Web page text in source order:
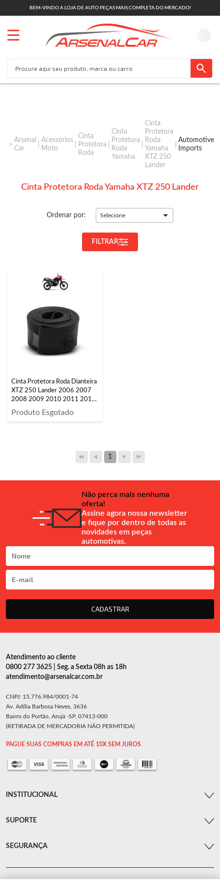
BEM-VINDO A LOJA DE AUTO PEÇAS MAIS COMPLETA DO MERCADO!
Arsenal
Car
Acessórios
Moto
Cinta
Protetora
Roda
Cinta
Protetora
Roda
Yamaha
Cinta
Protetora
Roda
Yamaha
XTZ 250
Lander
Automotive
Imports
Cinta Protetora Roda Yamaha XTZ 250 Lander
Ordenar por: Selecione
FILTRAR
Cinta Protetora Roda Dianteira
XTZ 250 Lander 2006 2007
2008 2009 2010 2011 2012
2018 2019 2020 2021 2022
Produto Esgotado
1
Não perca mais nenhuma
oferta!
Assine agora nossa newsletter
e fique por dentro de todas as
novidades em peças
automotivas.
CADASTRAR
Atendimento ao cliente
0800 277 3625 | Seg. a Sexta 08h as 18h
atendimento@arsenalcar.com.br
CNPJ: 15.776.984/0001-74
Av. Adília Barbosa Neves, 3636
Bairro do Portão, Arujá -SP, 07413-000
(RETIRADA DE MERCADORIA NÃO PERMITIDA)
PAGUE SUAS COMPRAS EM ATÉ 10X SEM JUROS
INSTITUCIONAL
SUPORTE
SEGURANÇA